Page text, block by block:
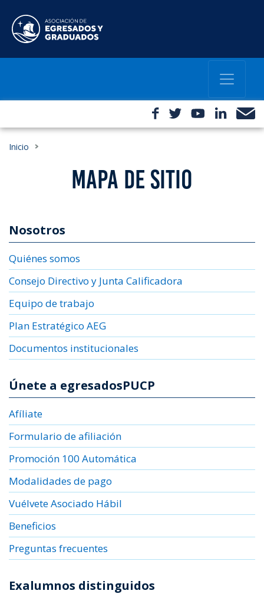
Inicio
MAPA DE SITIO
Nosotros
Quiénes somos
Consejo Directivo y Junta Calificadora
Equipo de trabajo
Plan Estratégico AEG
Documentos institucionales
Únete a egresadosPUCP
Afíliate
Formulario de afiliación
Promoción 100 Automática
Modalidades de pago
Vuélvete Asociado Hábil
Beneficios
Preguntas frecuentes
Exalumnos distinguidos